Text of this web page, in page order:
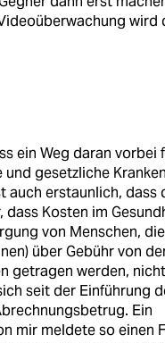
wird
ein Weg daran vorbei
gesetzliche
auch erstaunlich, dass
dass Kosten im
von Menschen,
über Gebühr von
getragen werden,
seit der Einführung
Ein
mir meldete so einen